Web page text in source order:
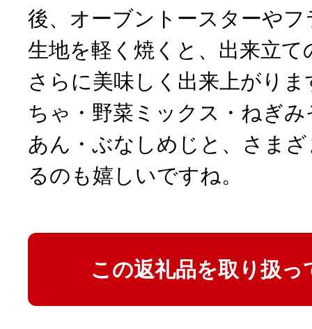
後、オーブントースターや
生地を軽く焼くと、出来立て
さらに美味しく出来上がり
ちゃ・野菜ミックス・ねぎ
あん・ぶなしめじと、さま
るのも嬉しいですね。
この返礼品を取り扱っ